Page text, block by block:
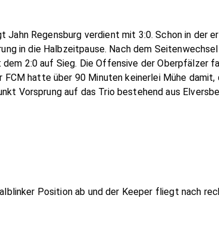
Regensburg verdient mit 3:0. Schon in der
in die Halbzeitpause. Nach dem
2:0 auf Sieg. Die Offensive der Oberpfälzer
hatte über 90 Minuten keinerlei Mühe
Vorsprung auf das Trio bestehend aus
Position ab und der Keeper fliegt nach